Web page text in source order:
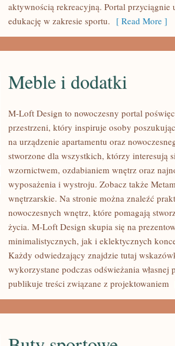
aktywnością rekreacyjną. Portal przyciągnie
edukację w zakresie sportu. [ Read More ]
MEBLE
DODATKI
Meble i dodatki
M-Loft Design to nowoczesny portal
przestrzeni, który inspiruje osoby
na urządzenie apartamentu oraz
stworzone dla wszystkich, którzy interesują
wzornictwem, ozdabianiem wnętrz oraz
wyposażenia i wystroju. Zobacz także
wnętrzarskie. Na stronie można znaleźć
nowoczesnych wnętrz, które pomagają
życia. M-Loft Design skupia się na
minimalistycznych, jak i eklektycznych
Każdy odwiedzający znajdzie tutaj
wykorzystane podczas odświeżania własnej
publikuje treści związane z projektowaniem